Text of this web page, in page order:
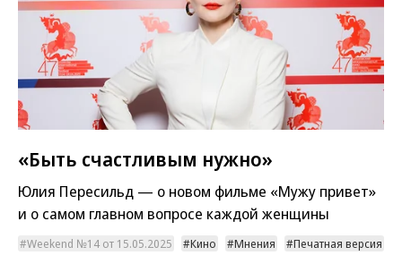
«Быть счастливым нужно»
Юлия Пересильд — о новом фильме «Мужу привет»
и о самом главном вопросе каждой женщины
Weekend №14 от 15.05.2025 Кино Мнения Печатная версия